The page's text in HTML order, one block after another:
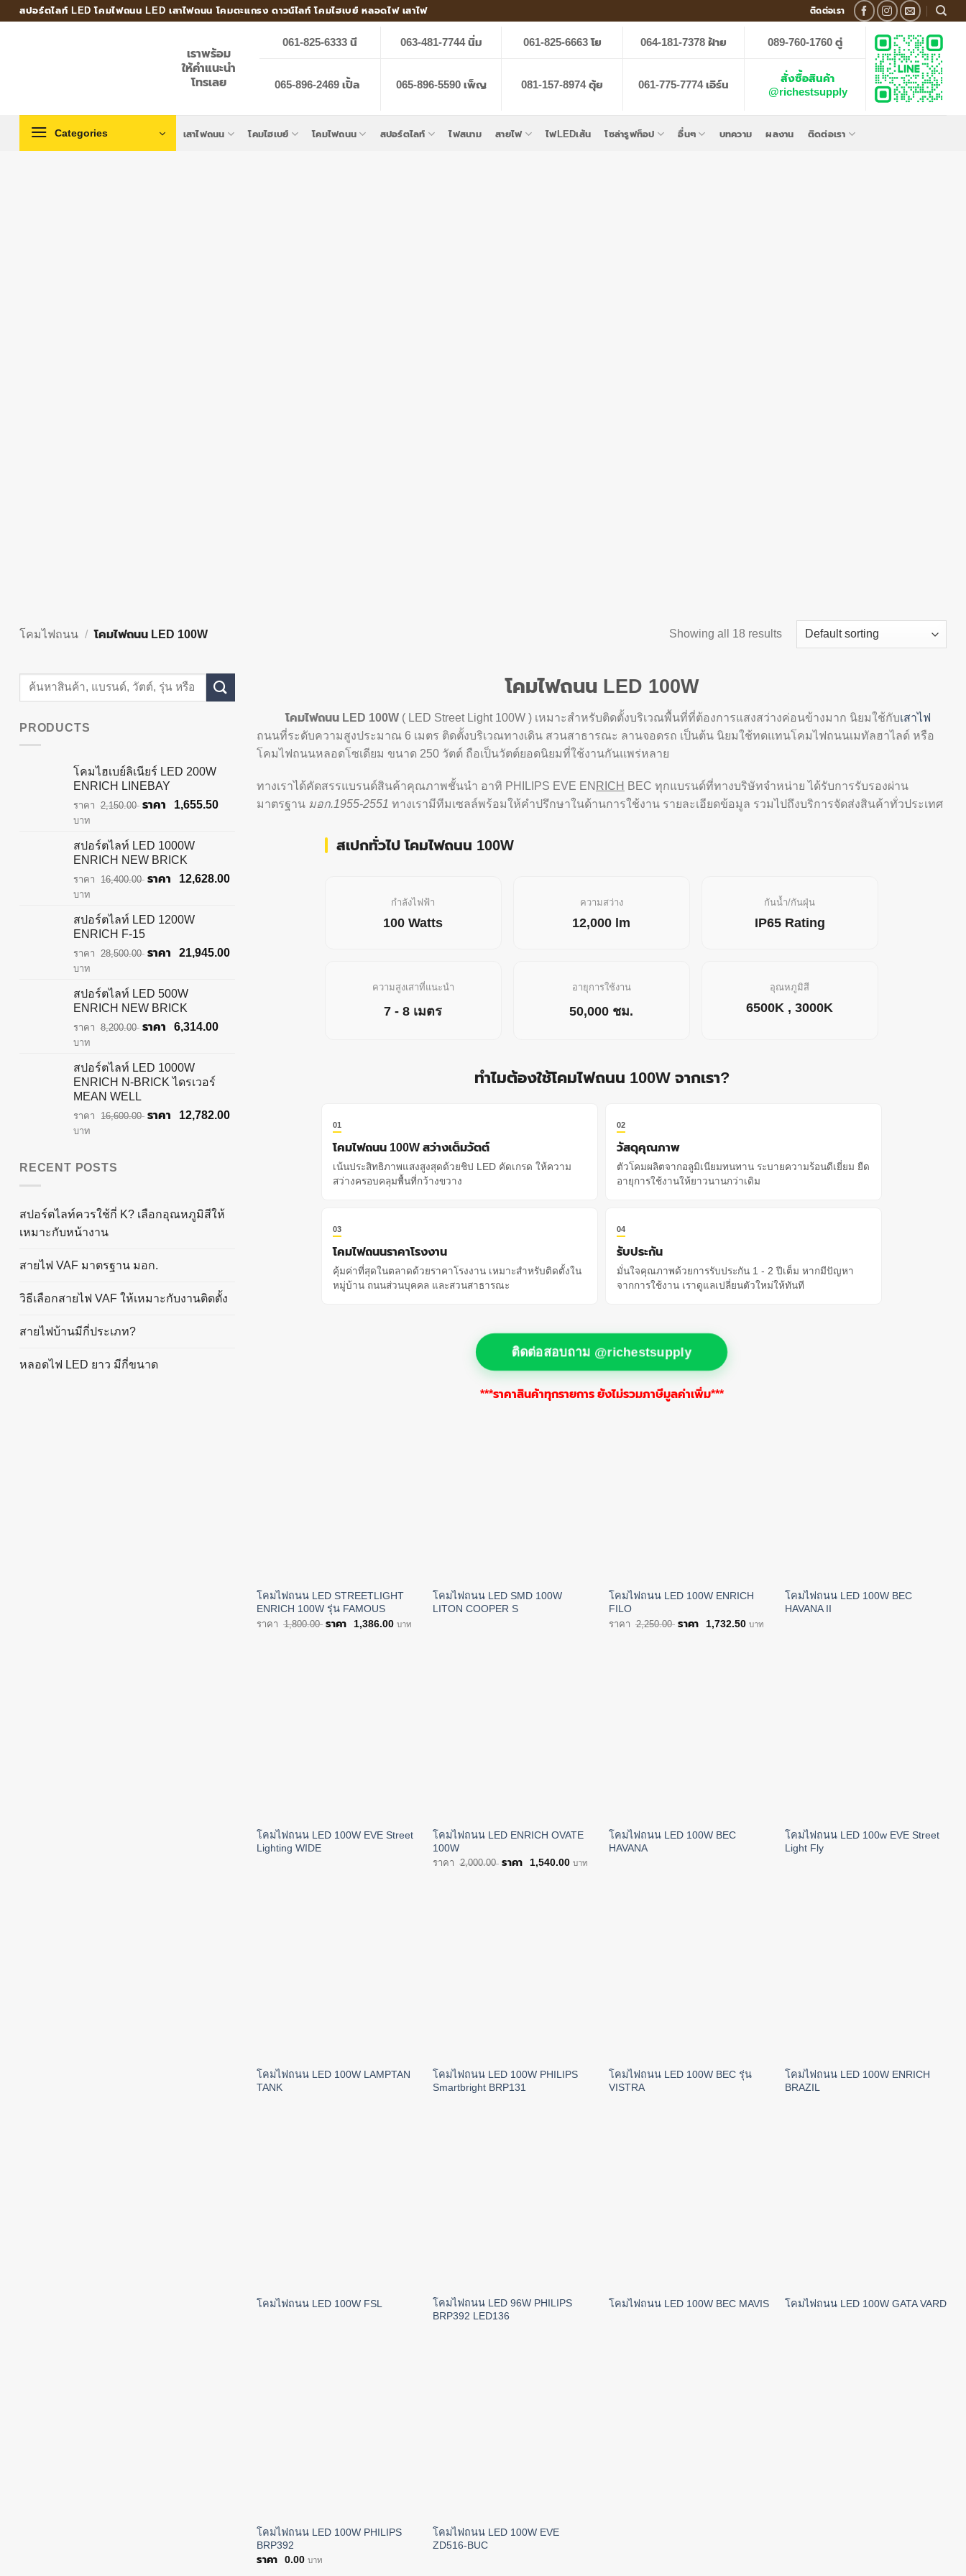
Skipสปอร์ตไลท์ LED โคมไฟถนน LED เสาไฟถนน โคมตะแกรง ดาวน์ไลท์ โคมไฮเบย์ หลอดไฟ เสาไฟ ติดต่อเรา
เราพร้อม
ให้คำแนะนำ
โทรเลย
061-825-6333 นี 063-481-7744 นิ่ม 061-825-6663 โย 064-181-7378 ฝ้าย 089-760-1760 ตู่
065-896-2469 เปิ้ล 065-896-5590 เพ็ญ 081-157-8974 ตุ้ย 061-775-7774 เอิร์น
สั่งซื้อสินค้า
@richestsupply
Categories เสาไฟถนน โคมไฮเบย์ โคมไฟถนน สปอร์ตไลท์ ไฟสนาม สายไฟ ไฟLEDเส้น โซล่ารูฟท็อป อื่นๆ บทความ ผลงาน ติดต่อเรา
โคมไฟถนน / โคมไฟถนน LED 100W Showing all 18 results
Search
for:
PRODUCTS
โคมไฮเบย์ลิเนียร์ LED 200W
ENRICH LINEBAY
2,150.00 Original
฿2,150.00.
1,655.50Current
บาท
สปอร์ตไลท์ LED 1000W
ENRICH NEW BRICK
16,400.00 Original
฿16,400.00.
12,628.00Current
บาท
สปอร์ตไลท์ LED 1200W
ENRICH F-15
28,500.00 Original
฿28,500.00.
21,945.00Current
บาท
สปอร์ตไลท์ LED 500W
ENRICH NEW BRICK
8,200.00 Original
฿8,200.00.
6,314.00Current
บาท
สปอร์ตไลท์ LED 1000W
ENRICH N-BRICK ไดรเวอร์
MEAN WELL
16,600.00 Original12,782.00Current
บาท
RECENT POSTS
สปอร์ตไลท์ควรใช้กี่ K? เลือกอุณหภูมิสีให้
เหมาะกับหน้างาน
สายไฟ VAF มาตรฐาน มอก.
วิธีเลือกสายไฟ VAF ให้เหมาะกับงานติดตั้ง
สายไฟบ้านมีกี่ประเภท?
หลอดไฟ LED ยาว มีกี่ขนาด
โคมไฟถนน LED 100W
โคมไฟถนน LED 100W ( LED Street Light 100W ) เหมาะสำหรับติดตั้งบริเวณพื้นที่ที่ต้องการแสงสว่างค่อนข้างมาก นิยมใช้กับเสาไฟ
ถนนที่ระดับความสูงประมาณ 6 เมตร ติดตั้งบริเวณทางเดิน สวนสาธารณะ ลานจอดรถ เป็นต้น นิยมใช้ทดแทนโคมไฟถนนเมทัลฮาไลด์ หรือ
โคมไฟถนนหลอดโซเดียม ขนาด 250 วัตต์ ถือเป็นวัตต์ยอดนิยมที่ใช้งานกันแพร่หลาย
ทางเราได้คัดสรรแบรนด์สินค้าคุณภาพชั้นนำ อาทิ PHILIPS EVE EN RICH BEC ทุกแบรนด์ที่ทางบริษัทจำหน่าย ได้รับการรับรองผ่าน
มาตรฐาน มอก.1955-2551 ทางเรามีทีมเซลล์พร้อมให้คำปรึกษาในด้านการใช้งาน รายละเอียดข้อมูล รวมไปถึงบริการจัดส่งสินค้าทั่วประเทศ
สเปกทั่วไป โคมไฟถนน 100W
กำลังไฟฟ้า
100 Watts
ความสว่าง
12,000 lm
กันน้ำ/กันฝุ่น
IP65 Rating
ความสูงเสาที่แนะนำ
7 - 8 เมตร
อายุการใช้งาน
50,000 ชม.
อุณหภูมิสี
6500K , 3000K
ทำไมต้องใช้โคมไฟถนน 100W จากเรา?
01
โคมไฟถนน 100W สว่างเต็มวัตต์
เน้นประสิทธิภาพแสงสูงสุดด้วยชิป LED คัดเกรด ให้ความ
สว่างครอบคลุมพื้นที่กว้างขวาง
02
วัสดุคุณภาพ
ตัวโคมผลิตจากอลูมิเนียมทนทาน ระบายความร้อนดีเยี่ยม ยืด
อายุการใช้งานให้ยาวนานกว่าเดิม
03
โคมไฟถนนราคาโรงงาน
คุ้มค่าที่สุดในตลาดด้วยราคาโรงงาน เหมาะสำหรับติดตั้งใน
หมู่บ้าน ถนนส่วนบุคคล และสวนสาธารณะ
04
รับประกัน
มั่นใจคุณภาพด้วยการรับประกัน 1 - 2 ปีเต็ม หากมีปัญหา
จากการใช้งาน เราดูแลเปลี่ยนตัวใหม่ให้ทันที
ติดต่อสอบถาม @richestsupply
***ราคาสินค้าทุกรายการ ยังไม่รวมภาษีมูลค่าเพิ่ม***
โคมไฟถนน LED STREETLIGHT
ENRICH 100W รุ่น FAMOUS
1,800.00 Original1,386.00Current
บาท
โคมไฟถนน LED SMD 100W
LITON COOPER S
โคมไฟถนน LED 100W ENRICH
FILO
2,250.00 Original1,732.50Current
บาท
โคมไฟถนน LED 100W BEC
HAVANA II
โคมไฟถนน LED 100W EVE Street
Lighting WIDE
โคมไฟถนน LED ENRICH OVATE
100W
2,000.00 Original1,540.00Current
บาท
โคมไฟถนน LED 100W BEC
HAVANA
โคมไฟถนน LED 100w EVE Street
Light Fly
โคมไฟถนน LED 100W LAMPTAN
TANK
โคมไฟถนน LED 100W PHILIPS
Smartbright BRP131
โคมไฟถนน LED 100W BEC รุ่น
VISTRA
โคมไฟถนน LED 100W ENRICH
BRAZIL
โคมไฟถนน LED 100W FSL
โคมไฟถนน LED 96W PHILIPS
BRP392 LED136
โคมไฟถนน LED 100W BEC MAVIS โคมไฟถนน LED 100W GATA VARD
โคมไฟถนน LED 100W PHILIPS
BRP392
0.00 บาท
โคมไฟถนน LED 100W EVE
ZD516-BUC